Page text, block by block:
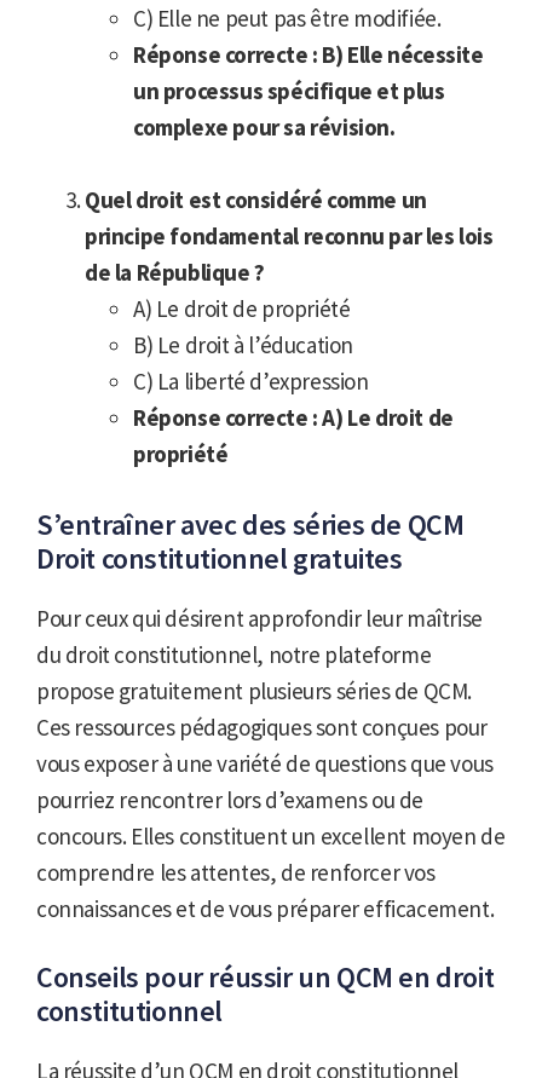
C) Elle ne peut pas être modifiée.
Réponse correcte : B) Elle nécessite
un processus spécifique et plus
complexe pour sa révision.
Quel droit est considéré comme un
principe fondamental reconnu par les lois
de la République ?
A) Le droit de propriété
B) Le droit à l’éducation
C) La liberté d’expression
Réponse correcte : A) Le droit de
propriété
S’entraîner avec des séries de QCM
Droit constitutionnel gratuites
Pour ceux qui désirent approfondir leur maîtrise
du droit constitutionnel, notre plateforme
propose gratuitement plusieurs séries de QCM.
Ces ressources pédagogiques sont conçues pour
vous exposer à une variété de questions que vous
pourriez rencontrer lors d’examens ou de
concours. Elles constituent un excellent moyen de
comprendre les attentes, de renforcer vos
connaissances et de vous préparer efficacement.
Conseils pour réussir un QCM en droit
constitutionnel
La réussite d’un QCM en droit constitutionnel